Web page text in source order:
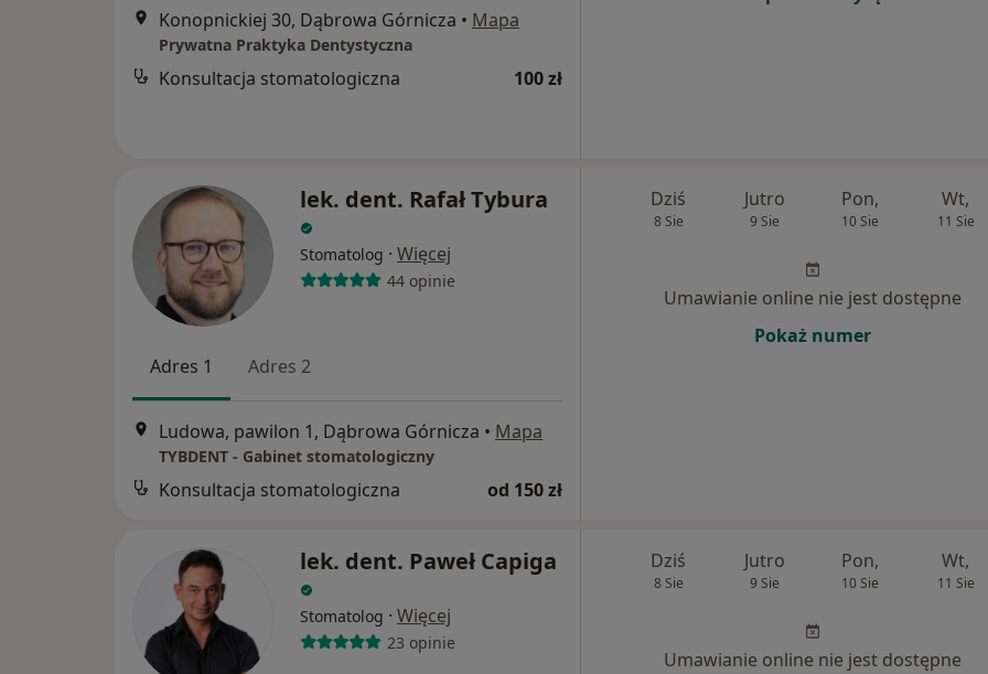
Konopnickiej 30, Dąbrowa Górnicza • Mapa
Prywatna Praktyka Dentystyczna
Konsultacja stomatologiczna 100 zł
lek. dent. Rafał Tybura
Stomatolog · Więcej
44 opinie
Adres 1 Adres 2
Ludowa, pawilon 1, Dąbrowa Górnicza • Mapa
TYBDENT - Gabinet stomatologiczny
Konsultacja stomatologiczna od 150 zł
Dziś
8 Sie
Jutro
9 Sie
Pon,
10 Sie
Wt,
11 Sie
Umawianie online nie jest dostępne
Pokaż numer
lek. dent. Paweł Capiga
Stomatolog · Więcej
23 opinie
Dziś
8 Sie
Jutro
9 Sie
Pon,
10 Sie
Wt,
11 Sie
Umawianie online nie jest dostępne